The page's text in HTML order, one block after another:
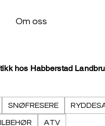
Om oss
hos Habberstad
SNØFRESERE
ATV